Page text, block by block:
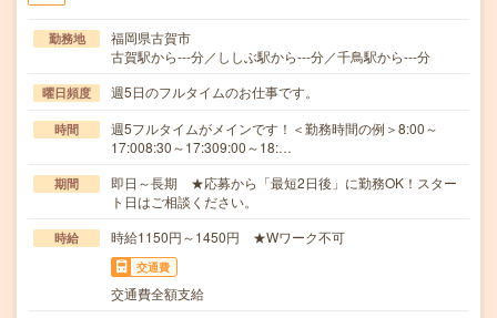
勤務地
福岡県古賀市
古賀駅から---分／ししぶ駅から---分／千鳥駅から---分
曜日頻度 週5日のフルタイムのお仕事です。
時間
週5フルタイムがメインです！＜勤務時間の例＞8:00～
17:008:30～17:309:00～18:…
期間
即日～長期 ★応募から「最短2日後」に勤務OK！スター
ト日はご相談ください。
時給 時給1150円～1450円 ★Wワーク不可
交通費
交通費全額支給